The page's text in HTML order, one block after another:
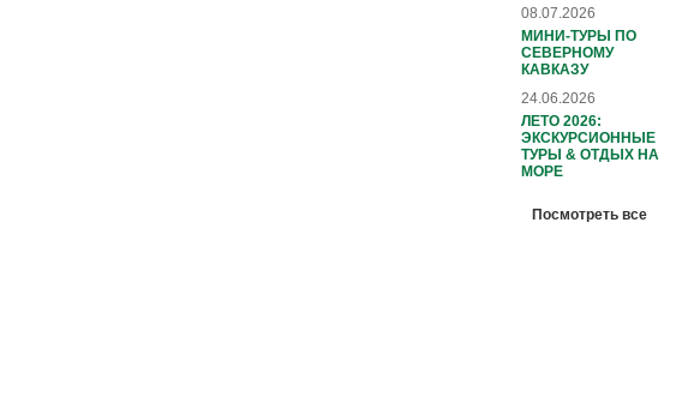
08.07.2026
МИНИ-ТУРЫ ПО
СЕВЕРНОМУ
КАВКАЗУ
24.06.2026
ЛЕТО 2026:
ЭКСКУРСИОННЫЕ
ТУРЫ & ОТДЫХ НА
МОРЕ
Посмотреть все